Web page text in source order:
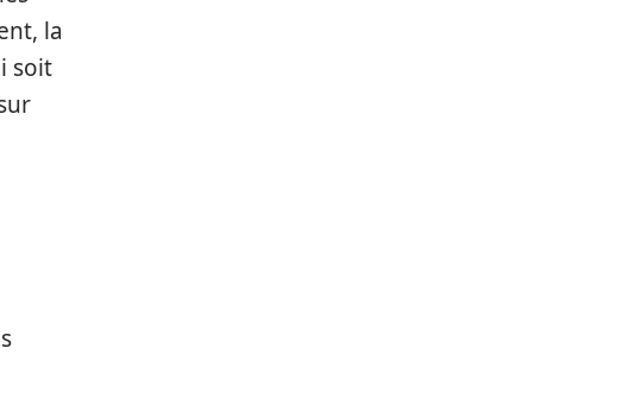
la
soit